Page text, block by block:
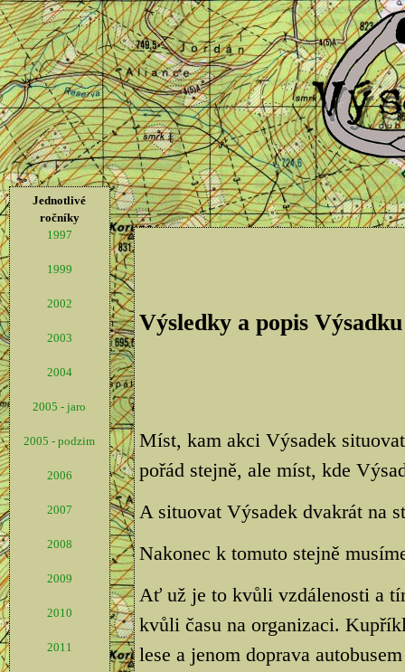
Jednotlivé
ročníky
1997
1999
2002
2003
2004
2005 - jaro
2005 - podzim
2006
2007
2008
2009
2010
2011
Výsledky a popis Výsadku
Míst, kam akci Výsadek
pořád stejně, ale míst, kde
A situovat Výsadek dvakrát na
Nakonec k tomuto stejně
Ať už je to kvůli vzdálenosti a
kvůli času na organizaci.
lese a jenom doprava